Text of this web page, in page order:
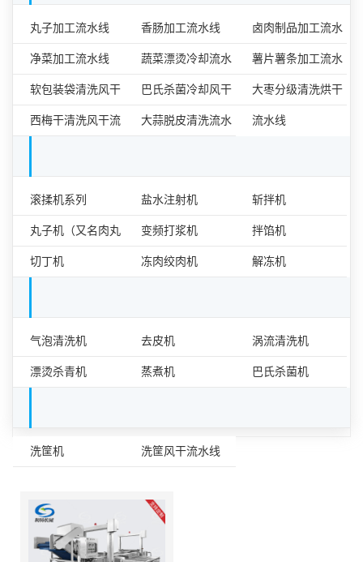
食品加工流水线
丸子加工流水线 香肠加工流水线 卤肉制品加工流水
线
净菜加工流水线 蔬菜漂烫冷却流水
线
薯片薯条加工流水
线
软包装袋清洗风干
流水线
巴氏杀菌冷却风干
流水线
大枣分级清洗烘干
流水线
西梅干清洗风干流 大蒜脱皮清洗流水
肉类食品加工设备单机
滚揉机系列 盐水注射机 斩拌机
丸子机（又名肉丸
成型机）
变频打浆机 拌馅机
切丁机 冻肉绞肉机 解冻机
果蔬加工设备单机
气泡清洗机 去皮机 涡流清洗机
漂烫杀青机 蒸煮机 巴氏杀菌机
容器清洗设备
洗筐机 洗筐风干流水线